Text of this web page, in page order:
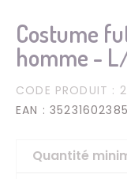
Costume
homme -
CODE PRODUIT :
EAN :
Quantité